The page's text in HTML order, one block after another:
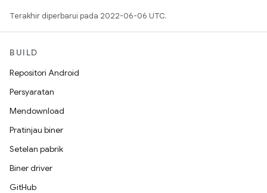
Terakhir diperbarui pada 2022-06-06 UTC.
BUILD
Repositori Android
Persyaratan
Mendownload
Pratinjau biner
Setelan pabrik
Biner driver
GitHub